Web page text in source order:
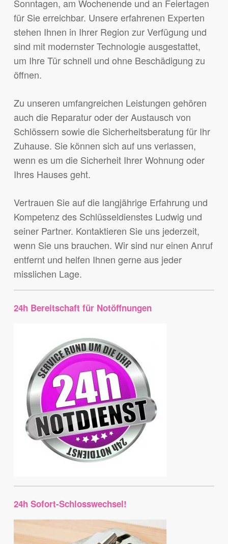
Sonntagen, am Wochenende und an Feiertagen
für Sie erreichbar. Unsere erfahrenen Experten
stehen Ihnen in Ihrer Region zur Verfügung und
sind mit modernster Technologie ausgestattet,
um Ihre Tür schnell und ohne Beschädigung zu
öffnen.
Zu unseren umfangreichen Leistungen gehören
auch die Reparatur oder der Austausch von
Schlössern sowie die Sicherheitsberatung für Ihr
Zuhause. Sie können sich auf uns verlassen,
wenn es um die Sicherheit Ihrer Wohnung oder
Ihres Hauses geht.
Vertrauen Sie auf die langjährige Erfahrung und
Kompetenz des Schlüsseldienstes Ludwig und
seiner Partner. Kontaktieren Sie uns jederzeit,
wenn Sie uns brauchen. Wir sind nur einen Anruf
entfernt und helfen Ihnen gerne aus jeder
misslichen Lage.
24h Bereitschaft für Notöffnungen
24h Sofort-Schlosswechsel!